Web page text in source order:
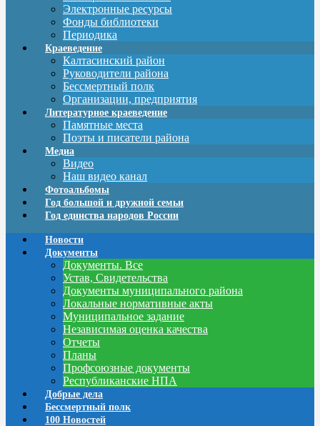
Электронные ресурсы
Фонды библиотеки
Периодика
Краеведение
Калтасинский район
Руководители района
Бессмертный полк
Организации, предприятия
Литературное краеведение
Памятные места
Поэты и писатели района
Медиа
Видео
Наш видео канал
Фотоальбомы
Год большой и дружной семьи
Год единства народов России
Новости
Документы
Документы. Все
Устав, Свидетельства
Документы муниципального района
Локальные нормативные акты
Муниципальное задание
Независимая оценка качества
Отчеты
Планы
Профсоюзные документы
Республиканские НПА
Добрые дела
Бессмертный полк
100 Новостей